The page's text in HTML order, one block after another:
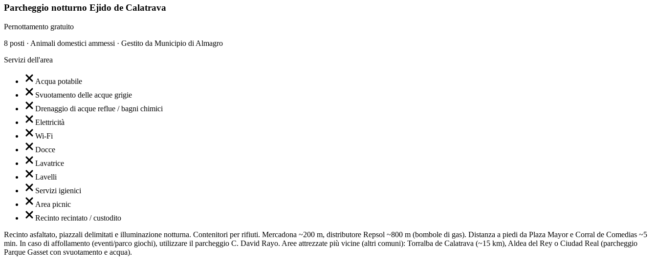
Parcheggio notturno Ejido de Calatrava
Pernottamento gratuito
8 posti · Animali domestici ammessi · Gestito da Municipio di Almagro
Servizi dell'area
Acqua potabile
Svuotamento delle acque grigie
Drenaggio di acque reflue / bagni chimici
Elettricità
Wi-Fi
Docce
Lavatrice
Lavelli
Servizi igienici
Area picnic
Recinto recintato / custodito
Recinto asfaltato, piazzali delimitati e illuminazione notturna. Contenitori per rifiuti. Mercadona ~200 m, distributore Repsol ~800 m (bombole di gas). Distanza a piedi da Plaza Mayor e Corral de Comedias ~5
min. In caso di affollamento (eventi/parco giochi), utilizzare il parcheggio C. David Rayo. Aree attrezzate più vicine (altri comuni): Torralba de Calatrava (~15 km), Aldea del Rey o Ciudad Real (parcheggio
Parque Gasset con svuotamento e acqua).